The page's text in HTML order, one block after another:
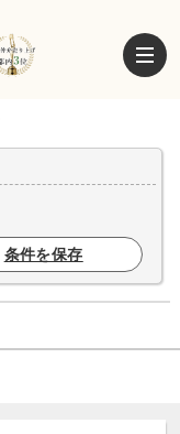
条件を保存